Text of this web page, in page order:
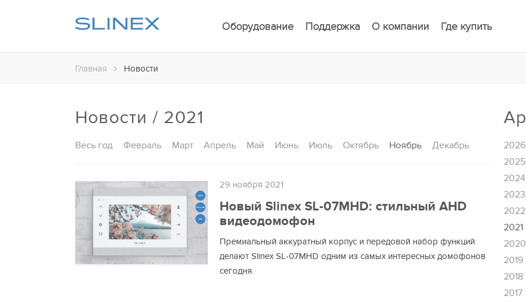
Оборудование Поддержка О компании Где купить
Главная Новости
Новости / 2021
Весь год Февраль Март Апрель Май Июнь Июль Октябрь Ноябрь Декабрь
29 ноября 2021
Новый Slinex SL-07MHD: стильный AHD
видеодомофон
Премиальный аккуратный корпус и передовой набор функций
делают Slinex SL-07MHD одним из самых интересных домофонов
сегодня.
2026
2025
2024
2023
2022
2021
2020
2019
2018
2017